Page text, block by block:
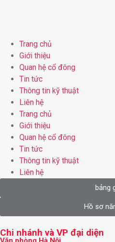
Trang chủ
Giới thiệu
Quan hệ cổ đông
Tin tức
Thông tin kỹ thuật
Liên hệ
Trang chủ
Giới thiệu
Quan hệ cổ đông
Tin tức
Thông tin kỹ thuật
Liên hệ
bảng
Hồ sơ
Chi nhánh và VP đại diện